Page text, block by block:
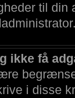
til din
ikke få
i disse